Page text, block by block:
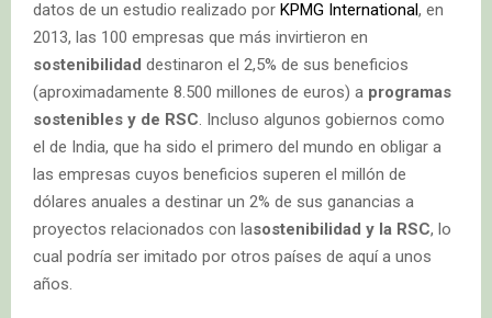
datos de un estudio realizado por KPMG International, en
2013, las 100 empresas que más invirtieron en
sostenibilidad destinaron el 2,5% de sus beneficios
(aproximadamente 8.500 millones de euros) a programas
sostenibles y de RSC . Incluso algunos gobiernos como
el de India, que ha sido el primero del mundo en obligar a
las empresas cuyos beneficios superen el millón de
dólares anuales a destinar un 2% de sus ganancias a
proyectos relacionados con lasostenibilidad y la RSC, lo
cual podría ser imitado por otros países de aquí a unos
años.